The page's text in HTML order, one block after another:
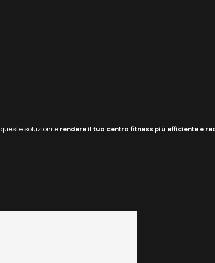
soluzioni e rendere il tuo centro fitness più efficiente e